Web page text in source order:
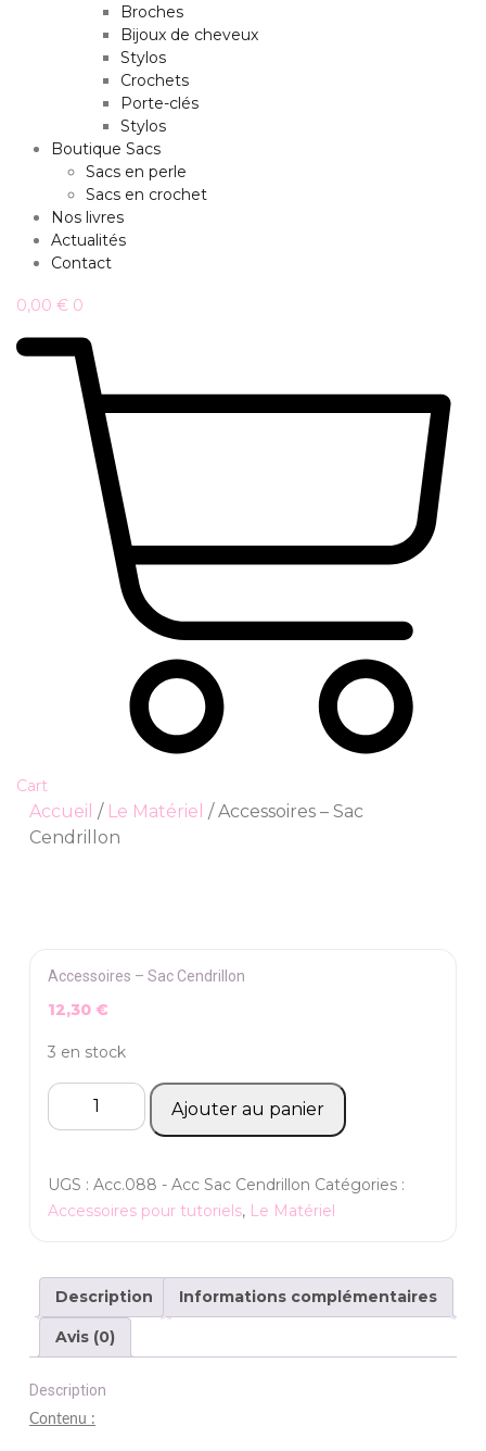
Broches
Bijoux de cheveux
Stylos
Crochets
Porte-clés
Stylos
Boutique Sacs
Sacs en perle
Sacs en crochet
Nos livres
Actualités
Contact
0,00 € 0
Cart
Accueil / Le Matériel / Accessoires – Sac
Cendrillon
Accessoires – Sac Cendrillon
12,30 €
3 en stock
quantité
de
Ajouter au panier
UGS : Acc.088 - Acc Sac Cendrillon Catégories :
Accessoires pour tutoriels, Le Matériel
Description Informations complémentaires
Avis (0)
Description
Contenu :